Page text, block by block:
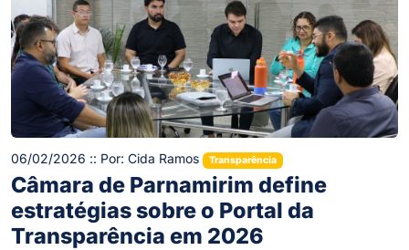
06/02/2026 :: Por: Cida Ramos Transparência
Câmara de Parnamirim define
estratégias sobre o Portal da
Transparência em 2026